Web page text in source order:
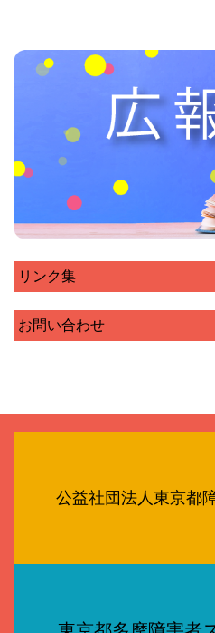
リンク集
お問い合わせ
公益社団法人東京都